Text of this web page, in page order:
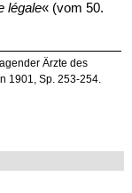
légale« (vom 50.
Ärzte des
1901, Sp. 253-254.